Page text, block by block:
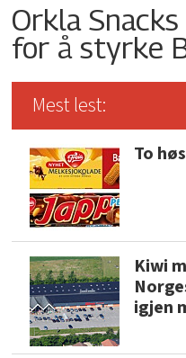
Orkla
for å styrke
Mest lest:
To
Kiwi
igjen